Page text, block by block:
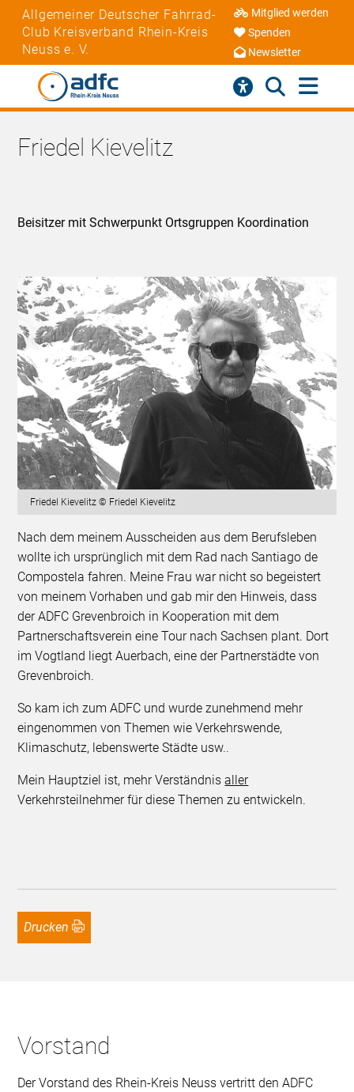
Allgemeiner Deutscher Fahrrad-
Club Kreisverband Rhein-Kreis
Neuss e. V.
Mitglied werden
Spenden
Newsletter
Friedel Kievelitz
Beisitzer mit Schwerpunkt Ortsgruppen Koordination
Friedel Kievelitz © Friedel Kievelitz
Nach dem meinem Ausscheiden aus dem Berufsleben
wollte ich ursprünglich mit dem Rad nach Santiago de
Compostela fahren. Meine Frau war nicht so begeistert
von meinem Vorhaben und gab mir den Hinweis, dass
der ADFC Grevenbroich in Kooperation mit dem
Partnerschaftsverein eine Tour nach Sachsen plant. Dort
im Vogtland liegt Auerbach, eine der Partnerstädte von
Grevenbroich.
So kam ich zum ADFC und wurde zunehmend mehr
eingenommen von Themen wie Verkehrswende,
Klimaschutz, lebenswerte Städte usw..
Mein Hauptziel ist, mehr Verständnisaller
Verkehrsteilnehmer für diese Themen zu entwickeln.
Drucken
Vorstand
Der Vorstand des Rhein-Kreis Neuss vertritt den ADFC